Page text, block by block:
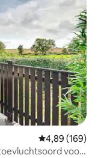
Gemiddelde
4,89 (169)
voor